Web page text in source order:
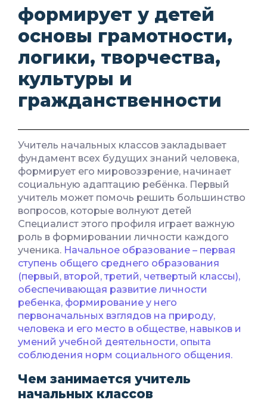
формирует у детей
основы грамотности,
логики, творчества,
культуры и
гражданственности
Учитель начальных классов закладывает
фундамент всех будущих знаний человека,
формирует его мировоззрение, начинает
социальную адаптацию ребёнка. Первый
учитель может помочь решить большинство
вопросов, которые волнуют детей
Специалист этого профиля играет важную
роль в формировании личности каждого
ученика. Начальное образование – первая
ступень общего среднего образования
(первый, второй, третий, четвертый классы),
обеспечивающая развитие личности
ребенка, формирование у него
первоначальных взглядов на природу,
человека и его место в обществе, навыков и
умений учебной деятельности, опыта
соблюдения норм социального общения.
Чем занимается учитель
начальных классов